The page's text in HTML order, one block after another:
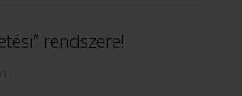
rendszere!